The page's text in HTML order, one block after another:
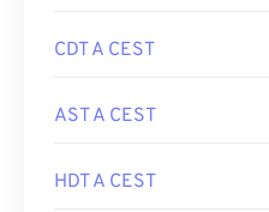
CDT A CEST
AST A CEST
HDT A CEST